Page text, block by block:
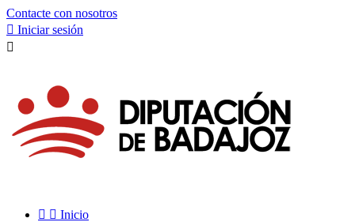
Contacte con nosotros
 Iniciar sesión

  Inicio